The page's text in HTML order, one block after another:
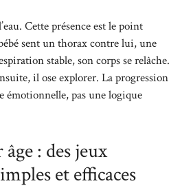
Cette présence est le point
sent un thorax contre lui, une
stable, son corps se relâche.
il ose explorer. La progression
émotionnelle, pas une logique
: des jeux
et efficaces